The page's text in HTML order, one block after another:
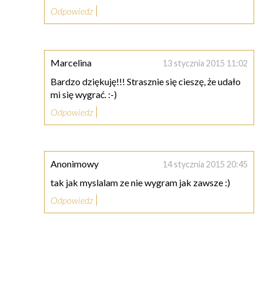
Odpowiedz
Marcelina 13 stycznia 2015 11:02
Bardzo dziękuję!!! Strasznie się cieszę, że udało
mi się wygrać. :-)
Odpowiedz
Anonimowy 14 stycznia 2015 20:45
tak jak myslalam ze nie wygram jak zawsze :)
Odpowiedz